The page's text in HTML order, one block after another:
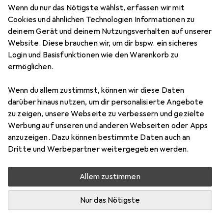
Wenn du nur das Nötigste wählst, erfassen wir mit
Cookies und ähnlichen Technologien Informationen zu
deinem Gerät und deinem Nutzungsverhalten auf unserer
Website. Diese brauchen wir, um dir bspw. ein sicheres
Login und Basisfunktionen wie den Warenkorb zu
ermöglichen.
Wenn du allem zustimmst, können wir diese Daten
darüber hinaus nutzen, um dir personalisierte Angebote
zu zeigen, unsere Webseite zu verbessern und gezielte
Werbung auf unseren und anderen Webseiten oder Apps
anzuzeigen. Dazu können bestimmte Daten auch an
Dritte und Werbepartner weitergegeben werden.
Allem zustimmen
Nur das Nötigste
4 Bilder
MENGENRABATT
LogiLinkCU0012B
5 m, USB 2.0
Preis in EUR inkl. MwSt.
EUR
7,16
Schneller lieferbar
Bewertungen